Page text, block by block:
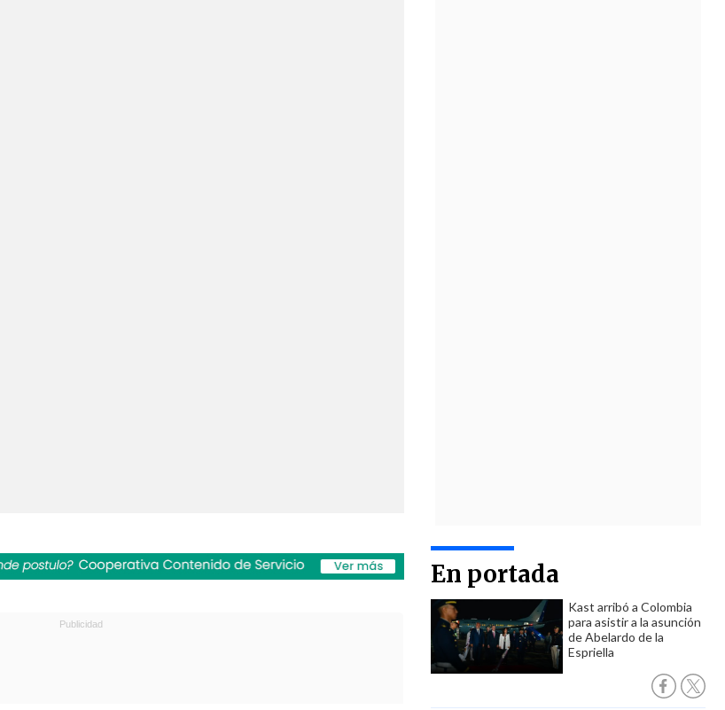
En portada
Kast arribó a Colombia
para asistir a la asunción
de Abelardo de la
Espriella